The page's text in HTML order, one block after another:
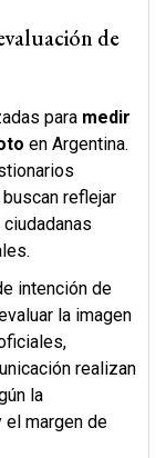
de
para medir
en Argentina.
reflejar
intención de
la imagen
realizan
la
el margen de